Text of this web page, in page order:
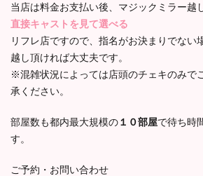
当店は料金お支払い後、マジックミラー越
直接キャストを見て選べる
リフレ店ですので、指名がお決まりでない
越し頂ければ大丈夫です。
※混雑状況によっては店頭のチェキのみで
承ください。
部屋数も都内最大規模の１０部屋で待ち時
す。
ご予約・お問い合わせ